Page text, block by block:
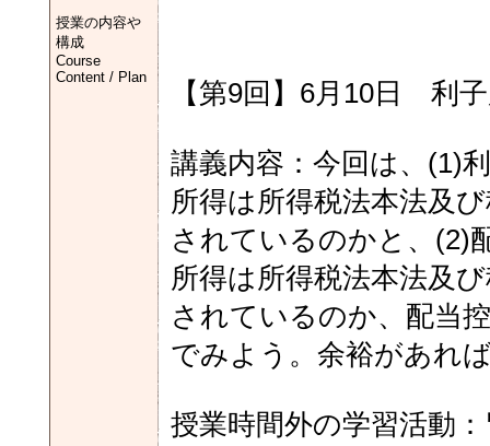
授業の内容や
構成
Course
Content / Plan
【第9回】6月10日 利
講義内容：今回は、(1)
所得は所得税法本法及
されているのかと、(2)
所得は所得税法本法及
されているのか、配当
でみよう。余裕があれ
授業時間外の学習活動